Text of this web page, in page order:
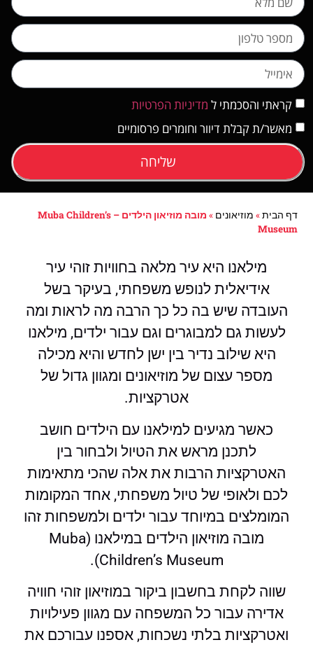
קראתי והסכמתי ל מדיניות הפרטיות
מאשר/ת קבלת דיוור וחומרים פרסומיים
שליחה
דף הבית» מוזיאונים »
מובה מוזיאון הילדים – Muba Children’s
Museum
מילאנו היא עיר מלאה בחוויות זוהי עיר
אידיאלית לנופש משפחתי, בעיקר בשל
העובדה שיש בה כל כך הרבה מה לראות ומה
לעשות גם למבוגרים וגם עבור ילדים, מילאנו
היא שילוב נדיר בין ישן לחדש והיא מכילה
מספר עצום של מוזיאונים ומגוון גדול של
אטרקציות.
כאשר מגיעים למילאנו עם הילדים חושב
לתכנן מראש את הטיול ולבחור בין
האטרקציות הרבות את אלה שהכי מתאימות
לכם ולאופי של טיול משפחתי, אחד המקומות
המומלצים במיוחד עבור ילדים ולמשפחות זהו
מובה מוזיאון הילדים במילאנו (Muba
Children’s Museum).
שווה לקחת בחשבון ביקור במוזיאון זוהי חוויה
אדירה עבור כל המשפחה עם מגוון פעילויות
ואטרקציות בלתי נשכחות, אספנו עבורכם את